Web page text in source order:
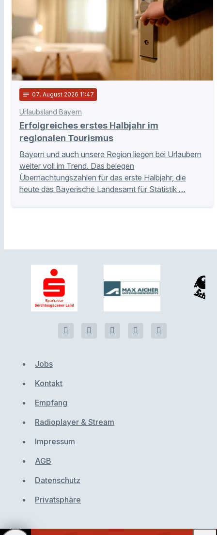
notes 07. August 2026 11:47
Urlaubsland Bayern
Erfolgreiches erstes Halbjahr im
regionalen Tourismus
Bayern und auch unsere Region liegen bei Urlaubern
weiter voll im Trend. Das belegen
Übernachtungszahlen für das erste Halbjahr, die
heute das Bayerische Landesamt für Statistik …
Jobs
Kontakt
Empfang
Radioplayer & Stream
Impressum
AGB
Datenschutz
Privatsphäre